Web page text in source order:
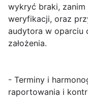
wykryć braki,
weryfikacji, oraz
audytora w oparciu
założenia.
- Terminy i
raportowania i